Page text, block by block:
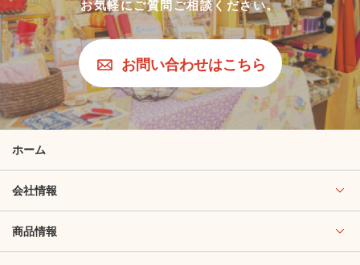
お気軽にご質問ご相談ください。
お問い合わせはこちら
ホーム
会社情報
商品情報